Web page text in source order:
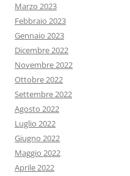
Marzo 2023
Febbraio 2023
Gennaio 2023
Dicembre 2022
Novembre 2022
Ottobre 2022
Settembre 2022
Agosto 2022
Luglio 2022
Giugno 2022
Maggio 2022
Aprile 2022